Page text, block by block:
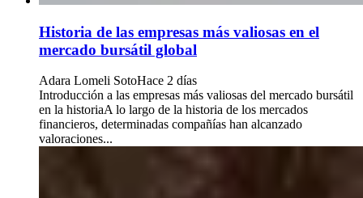
Historia de las empresas más valiosas en el
mercado bursátil global
Adara Lomeli SotoHace 2 días
Introducción a las empresas más valiosas del mercado bursátil
en la historiaA lo largo de la historia de los mercados
financieros, determinadas compañías han alcanzado
valoraciones...